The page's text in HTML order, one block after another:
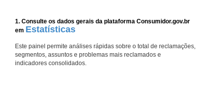
1. Consulte os dados gerais da plataforma Consumidor.gov.br
em Estatísticas
Este painel permite análises rápidas sobre o total de reclamações,
segmentos, assuntos e problemas mais reclamados e
indicadores consolidados.